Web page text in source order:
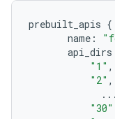
prebuilt_apis {
name :
api_dirs
"1" ,
"2" ,
"30"